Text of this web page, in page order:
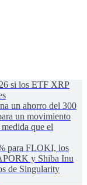
si los ETF XRP
un ahorro del 300
un movimiento
que el
para FLOKI, los
y Shiba Inu
de Singularity